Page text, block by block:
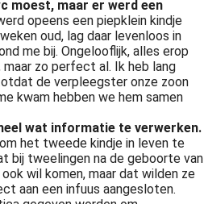
moest, maar er werd een
opeens een piepklein kindje
oud, lag daar levenloos in
me bij. Ongelooflijk, alles erop
zo perfect al. Ik heb lang
de verpleegster onze zoon
kwam hebben we hem samen
wat informatie te verwerken.
het tweede kindje in leven te
bij tweelingen na de geboorte van
wil komen, maar dat wilden ze
aan een infuus aangesloten.